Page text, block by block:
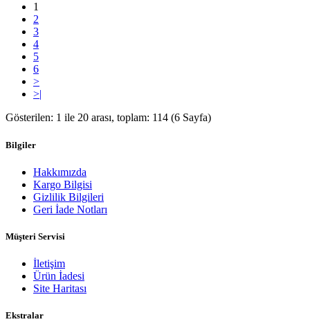
1
2
3
4
5
6
>
>|
Gösterilen: 1 ile 20 arası, toplam: 114 (6 Sayfa)
Bilgiler
Hakkımızda
Kargo Bilgisi
Gizlilik Bilgileri
Geri İade Notları
Müşteri Servisi
İletişim
Ürün İadesi
Site Haritası
Ekstralar